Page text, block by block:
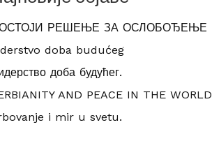
РЕШЕЊЕ ЗА ОСЛОБОЂЕЊЕ
doba budućeg
доба будућег.
AND PEACE IN THE WORLD
i mir u svetu.